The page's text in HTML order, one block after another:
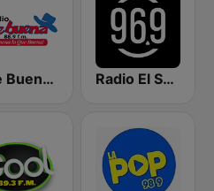
Que Buena 88.9 FM Radio El Salvador | 96.9 FM